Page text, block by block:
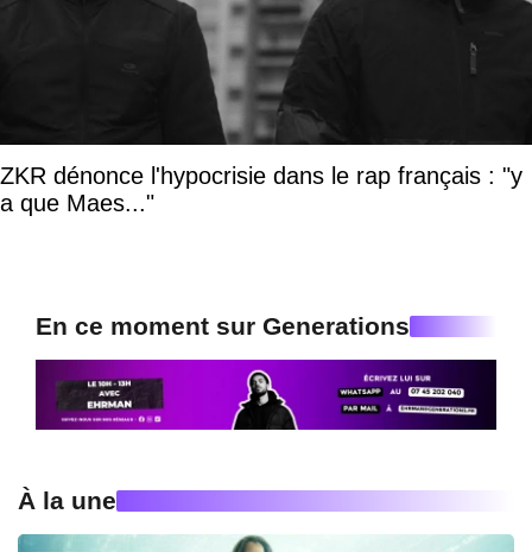
ZKR dénonce l'hypocrisie dans le rap français : "y
a que Maes..."
En ce moment sur Generations
À la une